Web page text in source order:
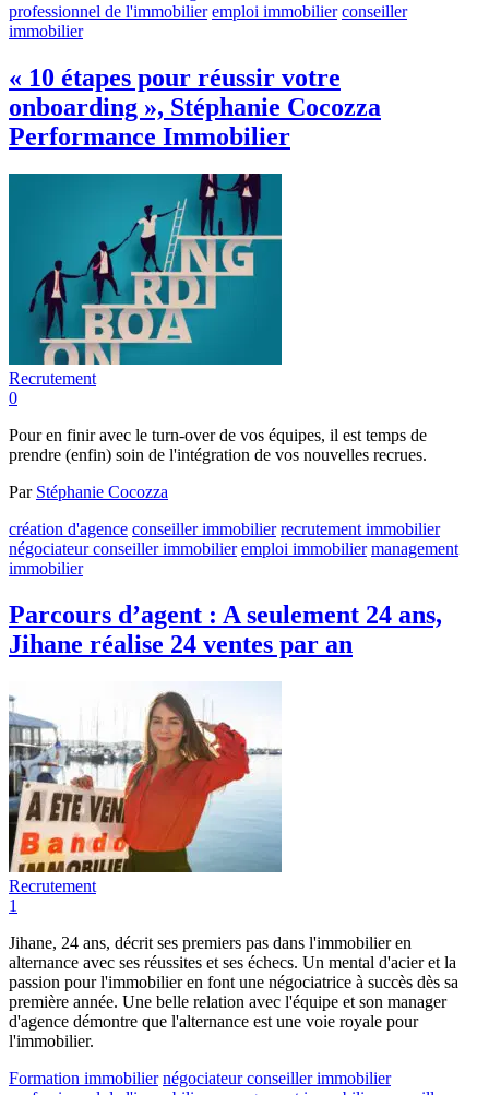
professionnel de l'immobilier emploi immobilier conseiller
immobilier
« 10 étapes pour réussir votre
onboarding », Stéphanie Cocozza
Performance Immobilier
Recrutement
0
Pour en finir avec le turn-over de vos équipes, il est temps de
prendre (enfin) soin de l'intégration de vos nouvelles recrues.
Par Stéphanie Cocozza
création d'agence conseiller immobilier recrutement immobilier
négociateur conseiller immobilier emploi immobilier management
immobilier
Parcours d’agent : A seulement 24 ans,
Jihane réalise 24 ventes par an
Recrutement
1
Jihane, 24 ans, décrit ses premiers pas dans l'immobilier en
alternance avec ses réussites et ses échecs. Un mental d'acier et la
passion pour l'immobilier en font une négociatrice à succès dès sa
première année. Une belle relation avec l'équipe et son manager
d'agence démontre que l'alternance est une voie royale pour
l'immobilier.
Formation immobilier négociateur conseiller immobilier